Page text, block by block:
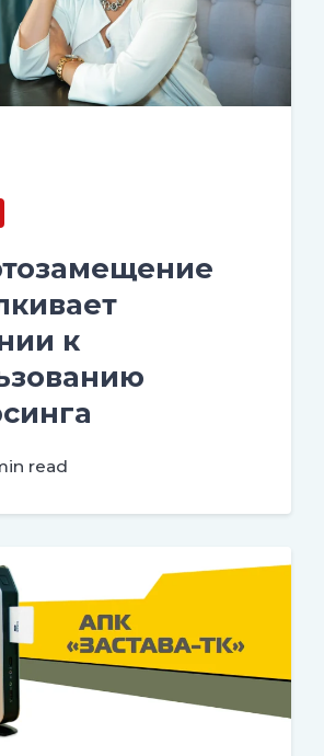
к
read